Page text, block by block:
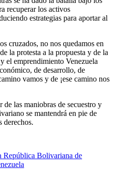
recuperar los activos
estrategias para aportar al
cruzados, no nos quedamos en
la protesta a la propuesta y de la
el emprendimiento Venezuela
de desarrollo, de
vamos y de ¡ese camino nos
las maniobras de secuestro y
se mantendrá en pie de
derechos.
República Bolivariana de